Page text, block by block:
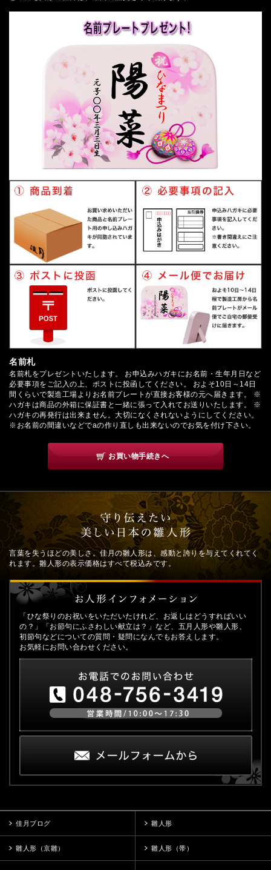
名前札
名前札をプレゼントいたします。 お申込みハガキにお名前・生年月日など
必要事項をご記入の上、ポストに投函してください。 およそ10日～14日
間くらいで製造工場よりお名前プレートが直接お客様の元へ届きます。 ※
ハガキは商品の外箱に保証書と一緒に張って入れてお送りいたします。 ※
ハガキの再発行は出来ません。大切になくされないようにしてください。
※お名前の間違いなどでaの作り直しも出来ないのでお気を付け下さい。
お買い物手続きへ
言葉を失うほどの美しさ。佳月の雛人形は、感動と誇りを与えてくれてく
れます。雛人形の表示価格はすべて税込みです。
「ひな祭りのお祝いをいただいたけれど、お返しはどうすればいい
の？」「お節句にふさわしい献立は？」など、五月人形や雛人形、
初節句などについての質問・疑問になんでもお答えします。
お気軽にお問い合わせください。
佳月ブログ 雛人形
雛人形（京雛） 雛人形（帯）